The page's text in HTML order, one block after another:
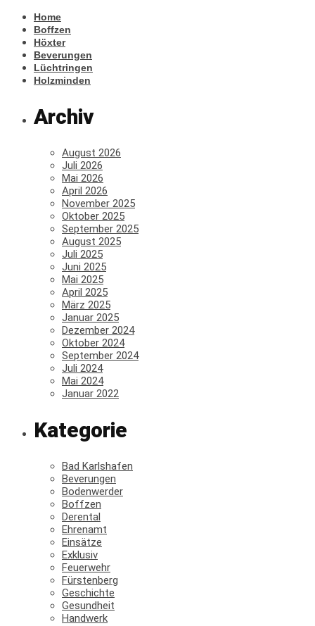
Home
Boffzen
Höxter
Beverungen
Lüchtringen
Holzminden
Archiv
August 2026
Juli 2026
Mai 2026
April 2026
November 2025
Oktober 2025
September 2025
August 2025
Juli 2025
Juni 2025
Mai 2025
April 2025
März 2025
Januar 2025
Dezember 2024
Oktober 2024
September 2024
Juli 2024
Mai 2024
Januar 2022
Kategorie
Bad Karlshafen
Beverungen
Bodenwerder
Boffzen
Derental
Ehrenamt
Einsätze
Exklusiv
Feuerwehr
Fürstenberg
Geschichte
Gesundheit
Handwerk